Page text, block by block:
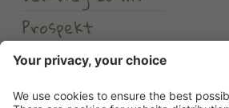
Prospekt
Wetter
Erlebnishotel Waltershof